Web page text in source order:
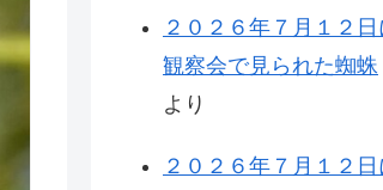
２０２６年７月１２
観察会で見られた蜘蛛
より
２０２６年７月１２